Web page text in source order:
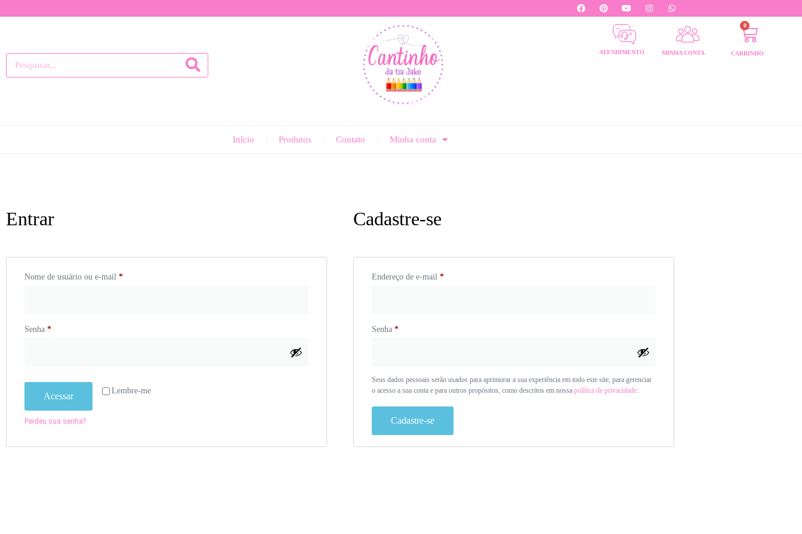
ATENDIMENTO MINHA CONTA
0
CARRINHO
Início Produtos Contato Minha conta
Entrar
Nome de usuário ou e-mail *
Senha *
Lembre-me
Acessar
Perdeu sua senha?
Cadastre-se
Endereço de e-mail*
Senha*
Seus dados pessoais serão usados para aprimorar a sua experiência em todo este site, para gerenciar
o acesso a sua conta e para outros propósitos, como descritos em nossapolítica de privacidade.
Cadastre-se